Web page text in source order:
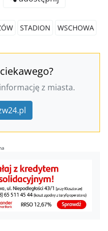
STADION WSCHOWA
z miasta.